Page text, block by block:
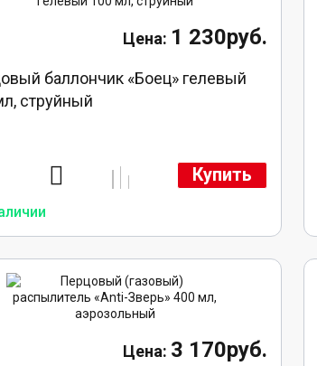
1 230руб.
баллончик «Боец» гелевый
струйный
Купить
3 170руб.